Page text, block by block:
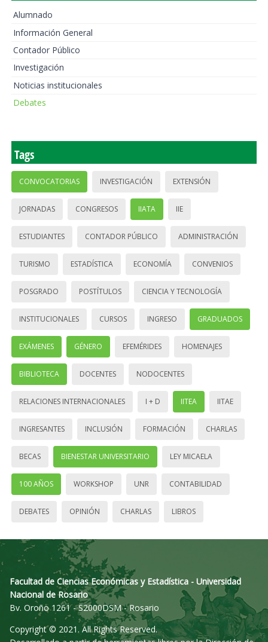
Alumnado
Información General
Contador Público
Investigación
Noticias institucionales
Debates
Tags
CONVOCATORIAS INVESTIGACIÓN EXTENSIÓN
JORNADAS CONGRESOS IIATA IIE
ESTUDIANTES CONTADOR PÚBLICO ADMINISTRACIÓN
TURISMO ESTADÍSTICA ECONOMÍA CONVENIOS
POSGRADO POSTÍTULOS CIENCIA Y TECNOLOGÍA
INSTITUCIONALES CURSOS INGRESO GRADUADOS
EXÁMENES GÉNERO EFEMÉRIDES HOMENAJES
BIBLIOTECA DOCENTES NODOCENTES
RELACIONES INTERNACIONALES I + D IITEA IITAE
INGRESANTES INCLUSIÓN FORMACIÓN CHARLAS
BECAS BIENESTAR UNIVERSITARIO LEY MICAELA
100 AÑOS WORKSHOP UNR CONTABILIDAD
DEBATES OPINIÓN CHARLAS LIBROS
Facultad de Ciencias Económicas y Estadística - Universidad
Nacional de Rosario
Bv. Oroño 1261 - S2000DSM - Rosario
Copyright © 2021. All Rights Reserved.